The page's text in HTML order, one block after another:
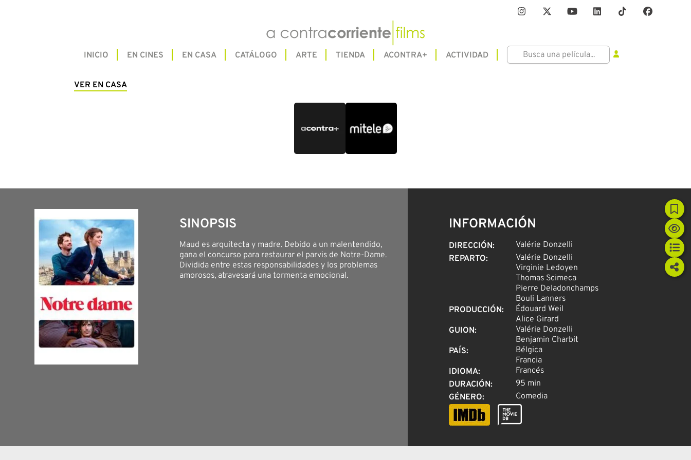
INICIO EN CINES EN CASA CATÁLOGO ARTE TIENDA ACONTRA+ ACTIVIDAD
VER EN CASA
SINOPSIS
Maud es arquitecta y madre. Debido a un malentendido,
gana el concurso para restaurar el parvis de Notre-Dame.
Dividida entre estas responsabilidades y los problemas
amorosos, atravesará una tormenta emocional.
INFORMACIÓN
DIRECCIÓN:
Valérie Donzelli
REPARTO:
Valérie Donzelli
Virginie Ledoyen
Thomas Scimeca
Pierre Deladonchamps
Bouli Lanners
PRODUCCIÓN:
Édouard Weil
Alice Girard
GUION:
Valérie Donzelli
Benjamin Charbit
PAÍS:
Bélgica
Francia
IDIOMA:
Francés
DURACIÓN:
95 min
GÉNERO: Comedia